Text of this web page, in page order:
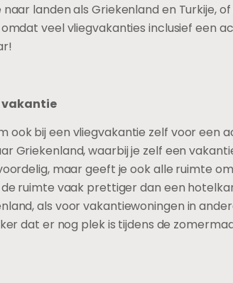
landen als Griekenland en Turkije,
veel vliegvakanties inclusief een
vakantie
ook bij een vliegvakantie zelf voor een
Griekenland, waarbij je zelf een
maar geeft je ook alle ruimte
ruimte vaak prettiger dan een
als voor vakantiewoningen in
dat er nog plek is tijdens de